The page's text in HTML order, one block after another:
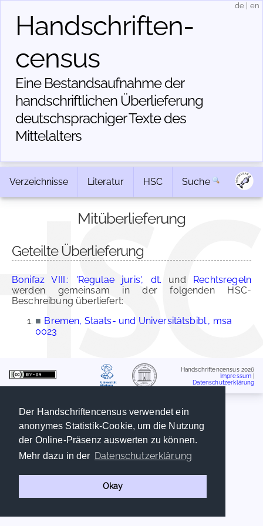
Der Handschriftencensus verwendet ein
anonymes Statistik-Cookie, um die Nutzung
der Online-Präsenz auswerten zu können.
Mehr dazu in der Datenschutzerklärung
Okay
Handschriften­
census
Eine Bestandsaufnahme der
handschriftlichen Über­lieferung
deutschsprachiger Texte des
Mittelalters
de en
Verzeichnisse Literatur HSC Suche
Mitüberlieferung
Geteilte Überlieferung
Bonifaz VIII.: 'Regulae juris', dt. und Rechtsregeln
werden gemeinsam in der folgenden HSC-
Beschreibung überliefert:
■ Bremen, Staats- und Universitätsbibl., msa
0023
Handschriftencensus 2026
Impressum
Datenschutzerklärung